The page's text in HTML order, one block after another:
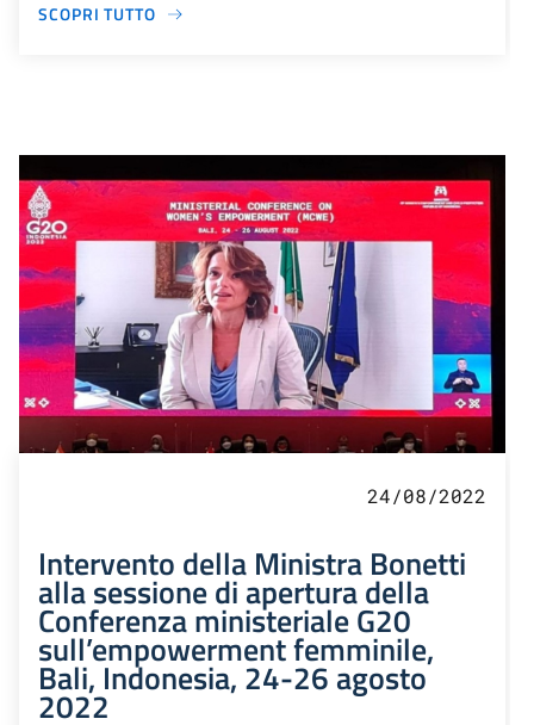
SCOPRI TUTTO
24/08/2022
Intervento della Ministra Bonetti
alla sessione di apertura della
Conferenza ministeriale G20
sull’empowerment femminile,
Bali, Indonesia, 24-26 agosto
2022